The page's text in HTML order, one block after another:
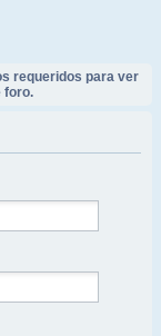
requeridos para ver
foro.